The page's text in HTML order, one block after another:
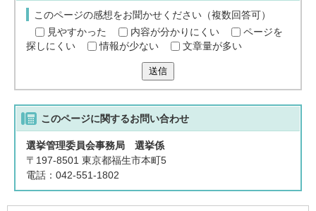
このページの感想をお聞かせください（複数回答可）
見やすかった
内容が分かりにくい
ページを
探しにくい
情報が少ない 文章量が多い
送信
このページに関するお問い合わせ
選挙管理委員会事務局 選挙係
〒197-8501 東京都福生市本町5
電話：042-551-1802